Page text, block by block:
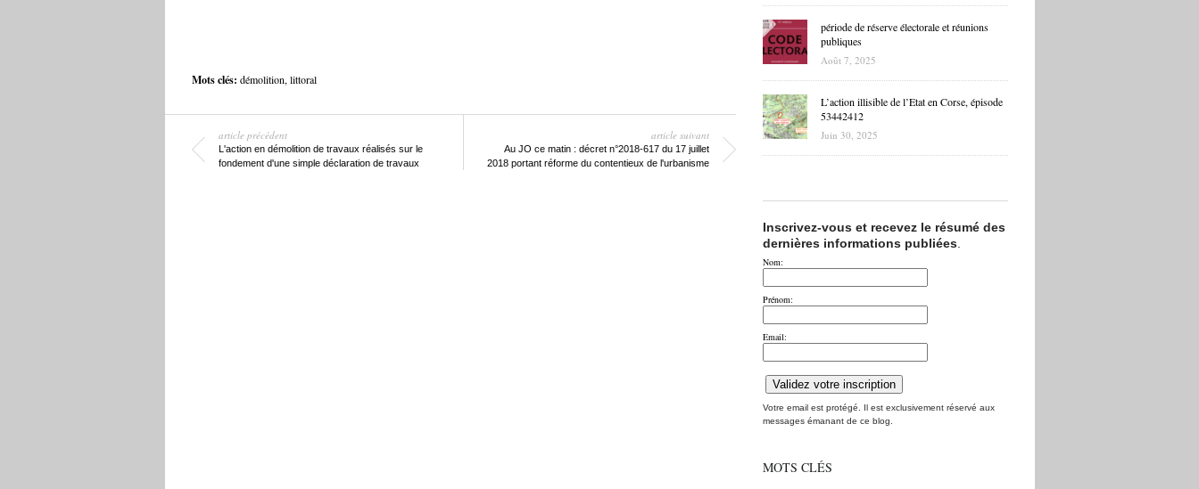
Mots clés: démolition, littoral
article précédent
L'action en démolition de travaux réalisés sur le
fondement d'une simple déclaration de travaux
article suivant
Au JO ce matin : décret n°2018-617 du 17 juillet
2018 portant réforme du contentieux de l'urbanisme
période de réserve électorale et réunions
publiques
Août 7, 2025
L’action illisible de l’Etat en Corse, épisode
53442412
Juin 30, 2025
Inscrivez-vous et recevez le résumé des
dernières informations publiées.
Nom:
Prénom:
Email:
Votre email est protégé. Il est exclusivement réservé aux
messages émanant de ce blog.
MOTS CLÉS